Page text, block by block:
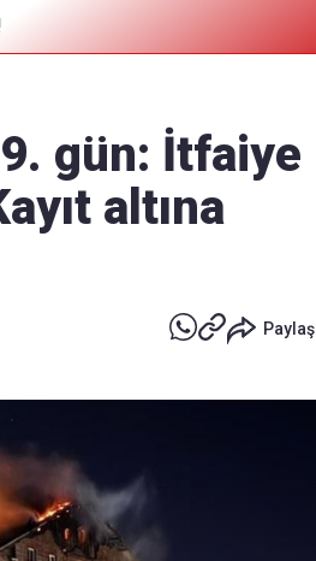
Editör masamıza bilgi ve materyal
göndermek için tıklayın
gün: İtfaiye
altına
Paylaş